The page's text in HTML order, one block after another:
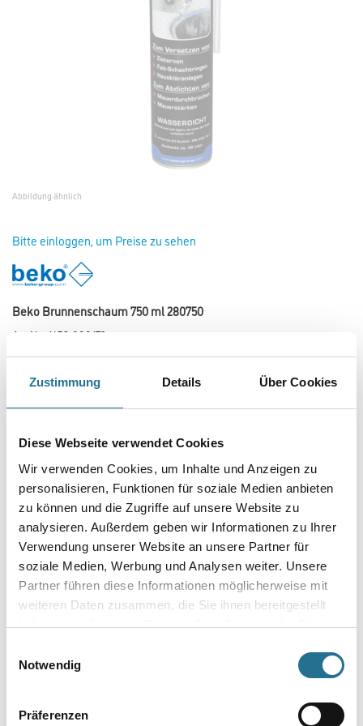
Zustimmung Details Über Cookies
Diese Webseite verwendet Cookies
Wir verwenden Cookies, um Inhalte und Anzeigen zu
personalisieren, Funktionen für soziale Medien anbieten
zu können und die Zugriffe auf unsere Website zu
analysieren. Außerdem geben wir Informationen zu Ihrer
Verwendung unserer Website an unsere Partner für
soziale Medien, Werbung und Analysen weiter. Unsere
Partner führen diese Informationen möglicherweise mit
weiteren Daten zusammen, die Sie ihnen bereitgestellt
haben oder die sie im Rahmen Ihrer Nutzung der Dienste
Notwendig
Präferenzen
Abbildung ähnlich
Bitte einloggen, um Preise zu sehen
Beko Brunnenschaum 750 ml 280750
Art-Nr.:
1453-000172
Beko Brunnenschaum ist ein 1-Komponenten Polyurethanschaum.
Farbtonbezeichnung
Umrechnungsfaktoren